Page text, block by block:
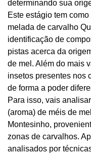
determinando sua
Este estágio tem
melada de carvalho
identificação de
pistas acerca da
de mel. Além do mais
insetos presentes nos
de forma a poder
Para isso, vais
(aroma) de méis de
Montesinho,
zonas de carvalhos.
analisados por